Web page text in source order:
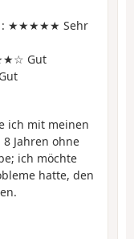
: ★★★★★ Sehr
Gut
ich mit meinen
Jahren ohne
ich möchte
hatte, den